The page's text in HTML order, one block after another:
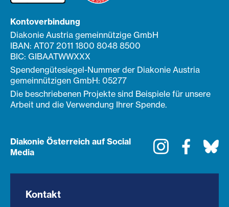
Kontoverbindung
Diakonie Austria gemeinnützige GmbH
IBAN: AT07 2011 1800 8048 8500
BIC: GIBAATWWXXX
Spendengütesiegel-Nummer der Diakonie Austria
gemeinnützigen GmbH: 05277
Die beschriebenen Projekte sind Beispiele für unsere
Arbeit und die Verwendung Ihrer Spende.
Diakonie Österreich auf Social
Media
Instagram
Kontakt